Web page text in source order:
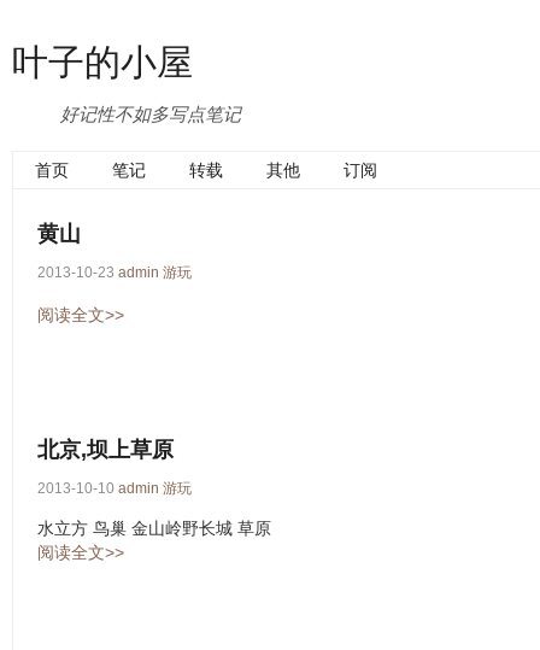
叶子的小屋
好记性不如多写点笔记
首页 笔记 转载 其他 订阅
黄山
2013-10-23 admin 游玩
阅读全文>>
北京,坝上草原
2013-10-10 admin 游玩
水立方 鸟巢 金山岭野长城 草原
阅读全文>>